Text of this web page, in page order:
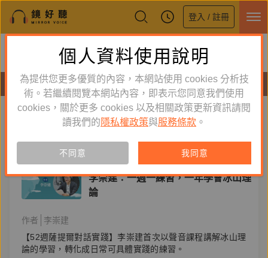
登入 / 註冊
鏡好聽全新APP上線
體驗全面升級，即刻下載
有聲書
李崇建 新到舊 舊到新
有聲書
李崇建：一週一練習，一年學會冰山理
論
作者
李崇建
【52週薩提爾對話實踐】李崇建首次以聲音課程講解冰山理
論的學習，轉化成日常可具體實踐的練習。
個人資料使用說明
為提供您更多優質的內容，本網站使用 cookies 分析技
術。若繼續閱覽本網站內容，即表示您同意我們使用
cookies，關於更多 cookies 以及相關政策更新資訊請閱
讀我們的 隱私權政策與服務條款 。
不同意 我同意